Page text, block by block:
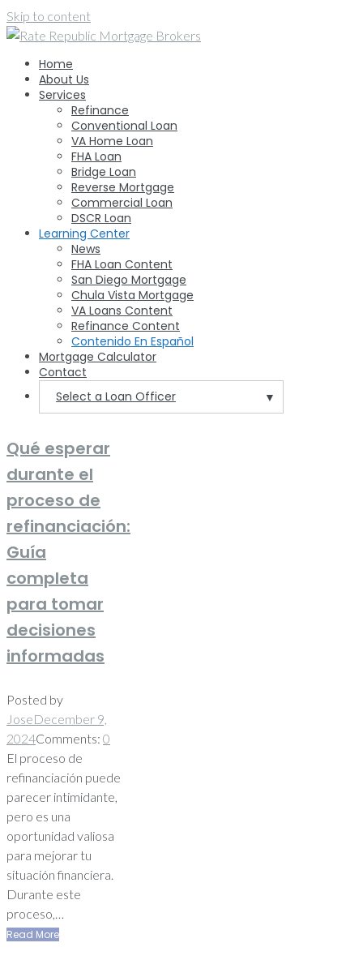
Skip to content
Home
About Us
Services
Refinance
Conventional Loan
VA Home Loan
FHA Loan
Bridge Loan
Reverse Mortgage
Commercial Loan
DSCR Loan
Learning Center
News
FHA Loan Content
San Diego Mortgage
Chula Vista Mortgage
VA Loans Content
Refinance Content
Contenido En Español
Mortgage Calculator
Contact
Select a Loan Officer
▼
Qué esperar
durante el
proceso de
refinanciación:
Guía
completa
para tomar
decisiones
informadas
Posted by
JoseDecember 9,
2024Comments: 0
El proceso de
refinanciación puede
parecer intimidante,
pero es una
oportunidad valiosa
para mejorar tu
situación financiera.
Durante este
proceso,…
Read More